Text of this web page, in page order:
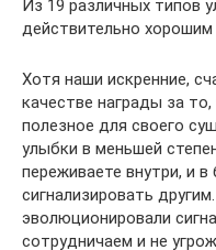
Из 19 различных типов
действительно хорошим
Хотя наши искренние,
качестве награды за
полезное для своего
улыбки в меньшей
переживаете внутри, и
сигнализировать
эволюционировали
сотрудничаем и не